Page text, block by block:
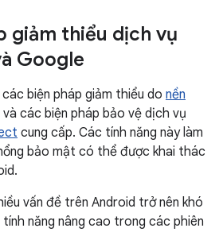
giảm thiểu dịch vụ
Google
biện pháp giảm thiểu do nền
và các biện pháp bảo vệ dịch vụ
cung cấp. Các tính năng này làm
bảo mật có thể được khai thác
vấn đề trên Android trở nên khó
năng nâng cao trong các phiên